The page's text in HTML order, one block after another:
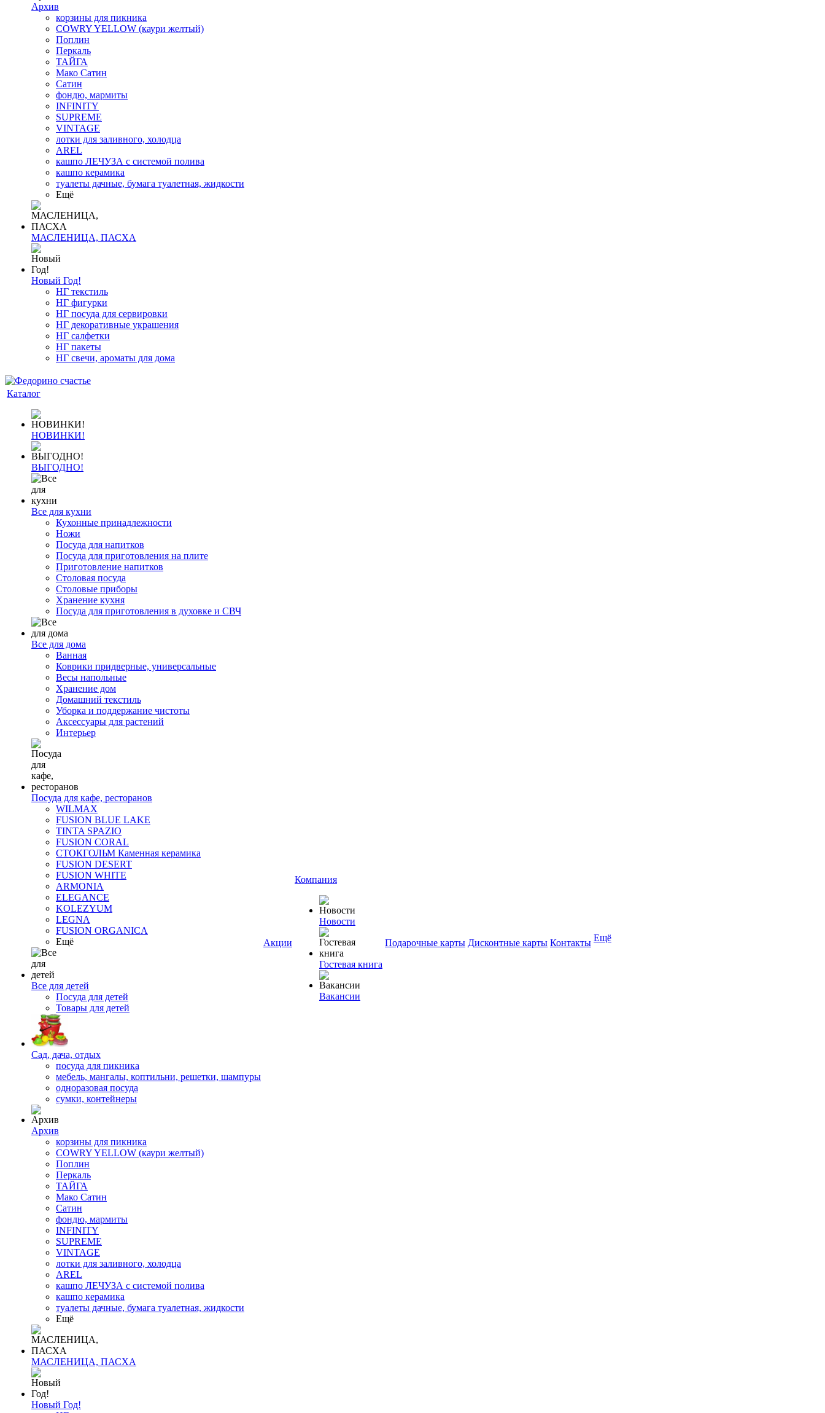
Архив
корзины для пикника
COWRY YELLOW (каури желтый)
Поплин
Перкаль
ТАЙГА
Мако Сатин
Сатин
фондю, мармиты
INFINITY
SUPREME
VINTAGE
лотки для заливного, холодца
AREL
кашпо ЛЕЧУЗА с системой полива
кашпо керамика
туалеты дачные, бумага туалетная, жидкости
Ещё
МАСЛЕНИЦА, ПАСХА
Новый Год!
НГ текстиль
НГ фигурки
НГ посуда для сервировки
НГ декоративные украшения
НГ салфетки
НГ пакеты
НГ свечи, ароматы для дома
Каталог
НОВИНКИ!
ВЫГОДНО!
Все для кухни
Кухонные принадлежности
Ножи
Посуда для напитков
Посуда для приготовления на плите
Приготовление напитков
Столовая посуда
Столовые приборы
Хранение кухня
Посуда для приготовления в духовке и СВЧ
Все для дома
Ванная
Коврики придверные, универсальные
Весы напольные
Хранение дом
Домашний текстиль
Уборка и поддержание чистоты
Аксессуары для растений
Интерьер
Посуда для кафе, ресторанов
WILMAX
FUSION BLUE LAKE
TINTA SPAZIO
FUSION CORAL
СТОКГОЛЬМ Каменная керамика
FUSION DESERT
FUSION WHITE
ARMONIA
ELEGANCE
KOLEZYUM
LEGNA
FUSION ORGANICA
Ещё
Все для детей
Посуда для детей
Товары для детей
Сад, дача, отдых
посуда для пикника
мебель, мангалы, коптильни, решетки, шампуры
одноразовая посуда
сумки, контейнеры
Архив
корзины для пикника
COWRY YELLOW (каури желтый)
Поплин
Перкаль
ТАЙГА
Мако Сатин
Сатин
фондю, мармиты
INFINITY
SUPREME
VINTAGE
лотки для заливного, холодца
AREL
кашпо ЛЕЧУЗА с системой полива
кашпо керамика
туалеты дачные, бумага туалетная, жидкости
Ещё
МАСЛЕНИЦА, ПАСХА
Новый Год!
Акции
Компания
Новости
Гостевая книга
Вакансии
Подарочные карты Дисконтные карты Контакты Ещё